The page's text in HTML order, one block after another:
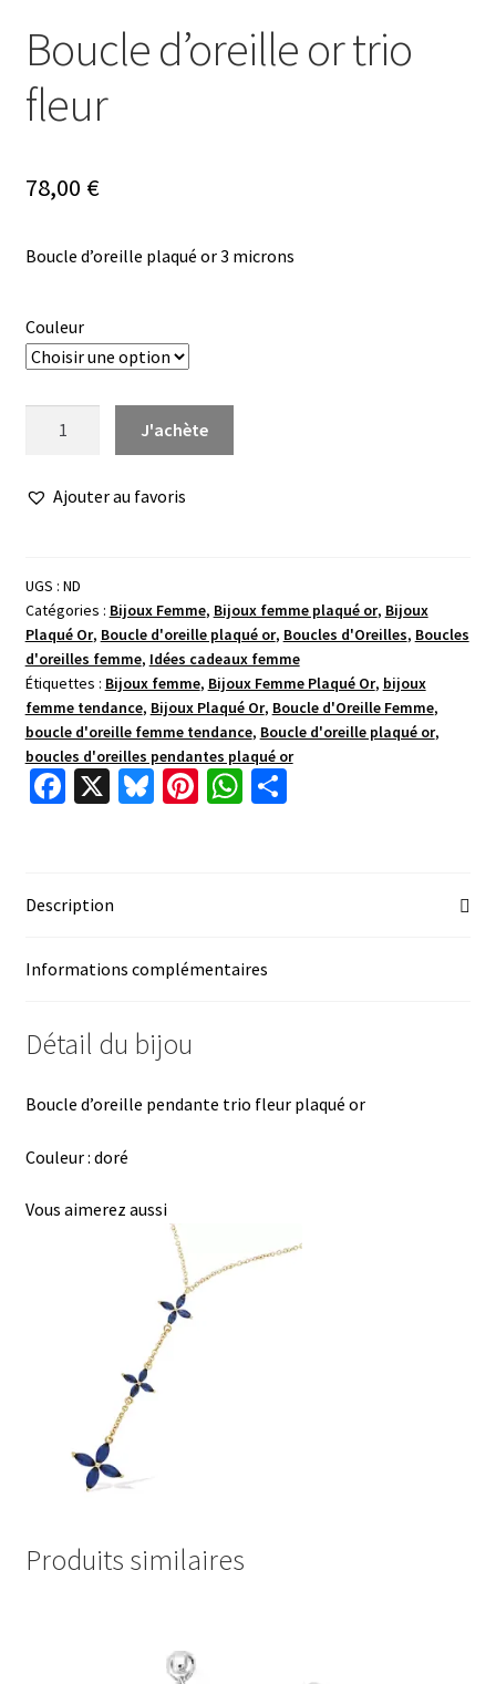
Boucle d’oreille or trio
fleur
78,00 €
Boucle d’oreille plaqué or 3 microns
Couleur
d'oreille
fleur
J'achète
Ajouter au favoris
UGS : ND
Catégories : Bijoux Femme, Bijoux femme plaqué or, Bijoux
Plaqué Or, Boucle d'oreille plaqué or, Boucles d'Oreilles, Boucles
d'oreilles femme, Idées cadeaux femme
Étiquettes : Bijoux femme, Bijoux Femme Plaqué Or, bijoux
femme tendance, Bijoux Plaqué Or, Boucle d'Oreille Femme,
boucle d'oreille femme tendance, Boucle d'oreille plaqué or,
boucles d'oreilles pendantes plaqué or
Fa
o
o
k
X Bl Pi W
p
P
Description
Informations complémentaires
Détail du bijou
Boucle d’oreille pendante trio fleur plaqué or
Couleur : doré
Vous aimerez aussi
Produits similaires